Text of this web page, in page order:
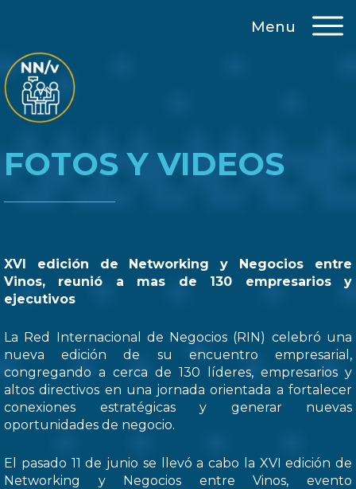
Menu
FOTOS Y VIDEOS
XVI edición de Networking y Negocios entre
Vinos, reunió a mas de 130 empresarios y
ejecutivos
La Red Internacional de Negocios (RIN) celebró una
nueva edición de su encuentro empresarial,
congregando a cerca de 130 líderes, empresarios y
altos directivos en una jornada orientada a fortalecer
conexiones estratégicas y generar nuevas
oportunidades de negocio.
El pasado 11 de junio se llevó a cabo la XVI edición de
Networking y Negocios entre Vinos, evento